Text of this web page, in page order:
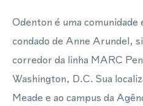
Odenton é uma
condado de Anne Arundel,
corredor da linha MARC
Washington, D.C. Sua
Meade e ao campus da